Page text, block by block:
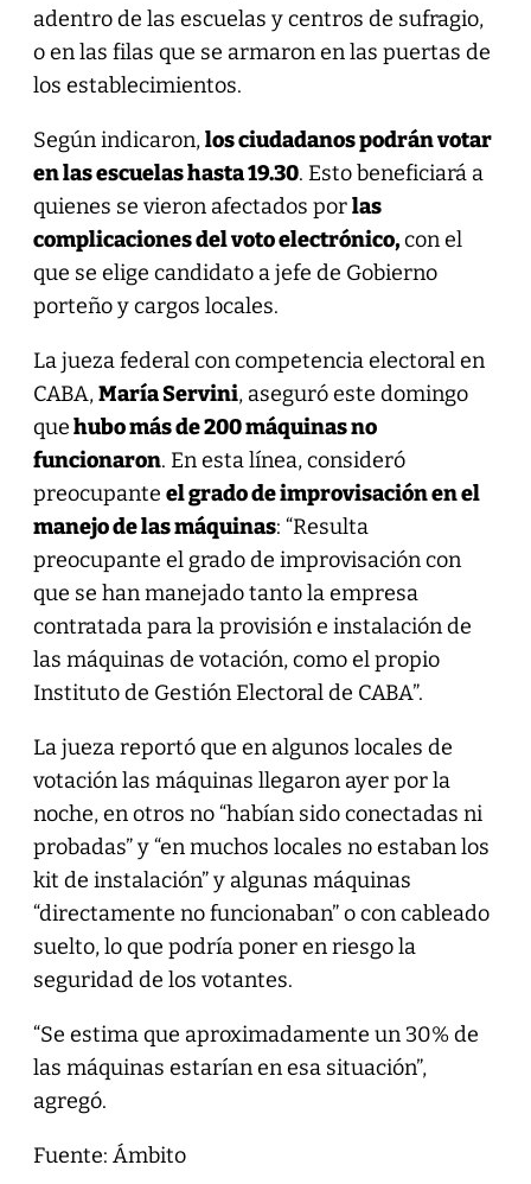
adentro de las escuelas y centros de sufragio,
o en las filas que se armaron en las puertas de
los establecimientos.
Según indicaron,los ciudadanos podrán votar
en las escuelas hasta 19.30. Esto beneficiará a
quienes se vieron afectados porlas
complicaciones del voto electrónico,con el
que se elige candidato a jefe de Gobierno
porteño y cargos locales.
La jueza federal con competencia electoral en
CABA,María Servini, aseguró este domingo
quehubo más de 200 máquinas no
funcionaron. En esta línea, consideró
preocupante el grado de improvisación en el
manejo de las máquinas: “Resulta
preocupante el grado de improvisación con
que se han manejado tanto la empresa
contratada para la provisión e instalación de
las máquinas de votación, como el propio
Instituto de Gestión Electoral de CABA”.
La jueza reportó que en algunos locales de
votación las máquinas llegaron ayer por la
noche, en otros no “habían sido conectadas ni
probadas” y “en muchos locales no estaban los
kit de instalación” y algunas máquinas
“directamente no funcionaban” o con cableado
suelto, lo que podría poner en riesgo la
seguridad de los votantes.
“Se estima que aproximadamente un 30% de
las máquinas estarían en esa situación”,
agregó.
Fuente: Ámbito